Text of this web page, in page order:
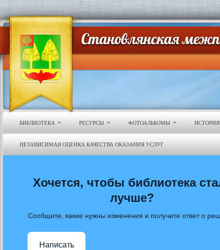
БИБЛИОТЕКА РЕСУРСЫ ФОТОАЛЬБОМЫ
НЕЗАВИСИМАЯ ОЦЕНКА КАЧЕСТВА ОКАЗАНИЯ УСЛУГ
Хочется, чтобы библиотека
лучше?
Сообщите, какие нужны изменения и получите ответ о
Написать